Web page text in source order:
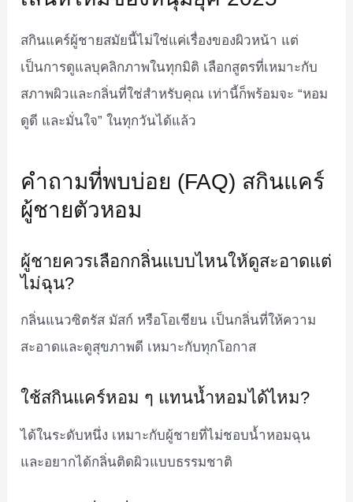
สกินแคร์ผู้ชายสมัยนี้ไม่ใช่แค่เรื่องของผิวหน้า แต่
เป็นการดูแลบุคลิกภาพในทุกมิติ เลือกสูตรที่เหมาะกับ
สภาพผิวและกลิ่นที่ใช่สำหรับคุณ เท่านี้ก็พร้อมจะ “หอม
ดูดี และมั่นใจ” ในทุกวันได้แล้ว
คำถามที่พบบ่อย (FAQ) สกินแคร์
ผู้ชายตัวหอม
ผู้ชายควรเลือกกลิ่นแบบไหนให้ดูสะอาดแต่
ไม่ฉุน?
กลิ่นแนวซิตรัส มัสก์ หรือโอเชียน เป็นกลิ่นที่ให้ความ
สะอาดและดูสุขภาพดี เหมาะกับทุกโอกาส
ใช้สกินแคร์หอม ๆ แทนน้ำหอมได้ไหม?
ได้ในระดับหนึ่ง เหมาะกับผู้ชายที่ไม่ชอบน้ำหอมฉุน
และอยากได้กลิ่นติดผิวแบบธรรมชาติ